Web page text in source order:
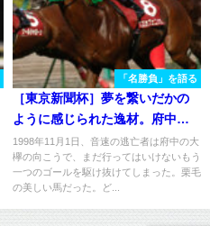
「名勝負」を語る
［東京新聞杯］夢を繋いだかの
ように感じられた逸材。府中で
末脚が光った一戦を振り返る。 -
2007年・スズカフェニックス
1998年11月1日、音速の逃亡者は府中の大
欅の向こうで、まだ行ってはいけないもう
一つのゴールを駆け抜けてしまった。栗毛
の美しい馬だった。ど...